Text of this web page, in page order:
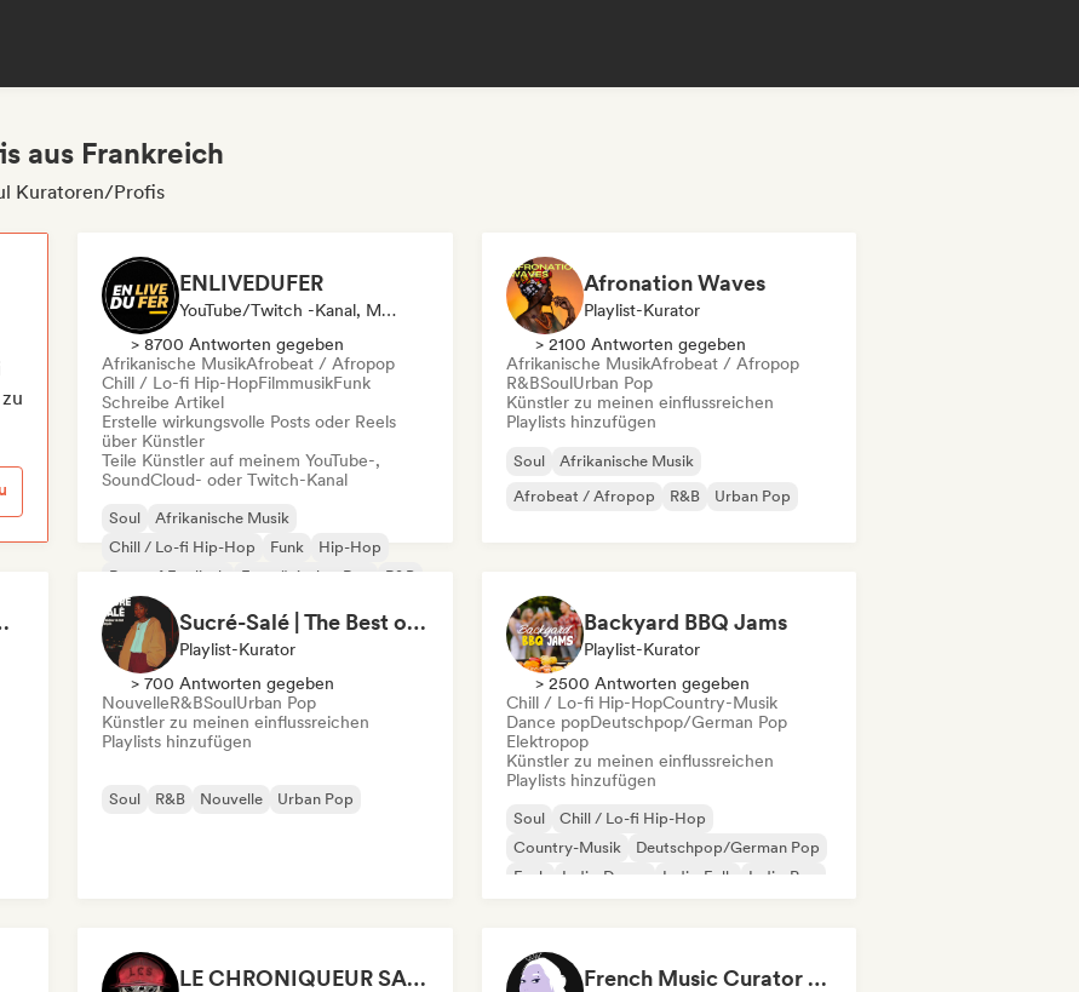
aus Frankreich
Kuratoren/Profis
ENLIVEDUFER
YouTube/Twitch -Kanal, Media Outlet/Journalist, Social Media Influencer
> 8700 Antworten gegeben
Afrikanische MusikAfrobeat / Afropop
Chill / Lo-fi Hip-HopFilmmusikFunk
Schreibe Artikel
Erstelle wirkungsvolle Posts oder Reels
über Künstler
Teile Künstler auf meinem YouTube-,
SoundCloud- oder Twitch-Kanal
Soul
Afrikanische Musik
Chill / Lo-fi Hip-Hop
Funk
Hip-Hop
Rap auf Englisch
Französischer Rap R&B
Afronation Waves
Playlist-Kurator
> 2100 Antworten gegeben
Afrikanische MusikAfrobeat / Afropop
R&BSoulUrban Pop
Künstler zu meinen einflussreichen
Playlists hinzufügen
Soul
Afrikanische Musik
Afrobeat / Afropop
R&B Urban Pop
Chills Sucré-Salé | The Best of French R&B
Playlist-Kurator
> 700 Antworten gegeben
NouvelleR&BSoulUrban Pop
Künstler zu meinen einflussreichen
Playlists hinzufügen
Soul R&B Nouvelle Urban Pop
Backyard BBQ Jams
Playlist-Kurator
> 2500 Antworten gegeben
Chill / Lo-fi Hip-HopCountry-Musik
Dance popDeutschpop/German Pop
Elektropop
Künstler zu meinen einflussreichen
Playlists hinzufügen
Soul
Chill / Lo-fi Hip-Hop
Country-Musik
Deutschpop/German Pop
Funk
Indie-Dance Indie-Folk Indie-Pop
LE CHRONIQUEUR SALE French Music Curator (Stoopy)